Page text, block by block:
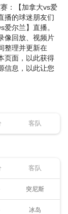
：【加拿大vs爱
播的球迷朋友们
尔兰】直播。
像回放、视频片
整理并更新在
页面，以此获得
信息，以此让您
客队
客队
突尼斯
冰岛